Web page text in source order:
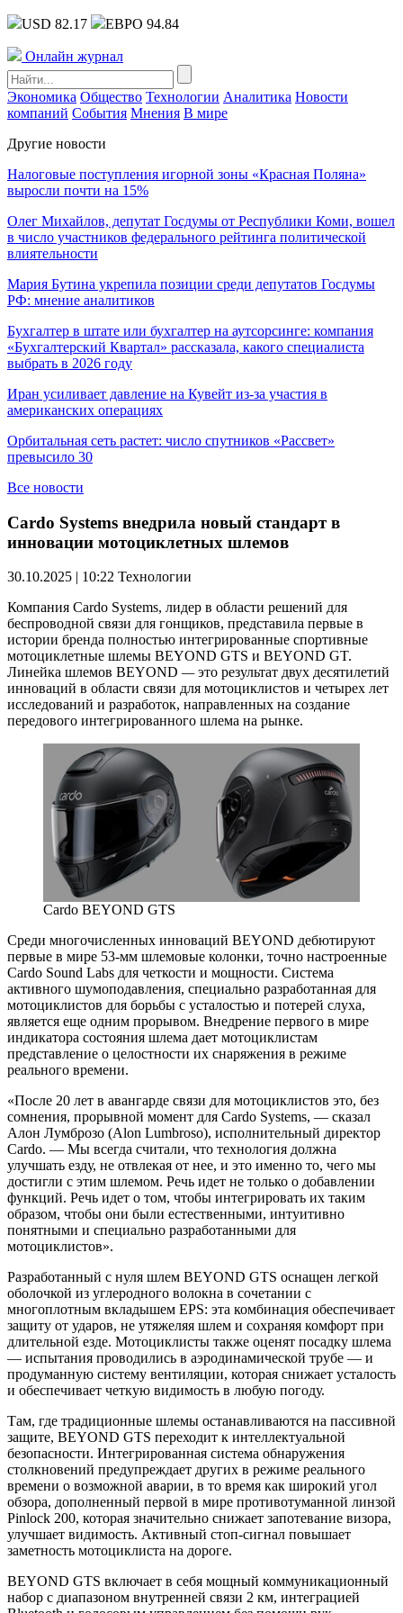
USD 82.17 ЕВРО 94.84
Онлайн журнал
Экономика Общество Технологии Аналитика Новости
компаний События Мнения В мире
Другие новости
Налоговые поступления игорной зоны «Красная Поляна»
выросли почти на 15%
Олег Михайлов, депутат Госдумы от Республики Коми, вошел
в число участников федерального рейтинга политической
влиятельности
Мария Бутина укрепила позиции среди депутатов Госдумы
РФ: мнение аналитиков
Бухгалтер в штате или бухгалтер на аутсорсинге: компания
«Бухгалтерский Квартал» рассказала, какого специалиста
выбрать в 2026 году
Иран усиливает давление на Кувейт из-за участия в
американских операциях
Орбитальная сеть растет: число спутников «Рассвет»
превысило 30
Все новости
Сardo Systems внедрила новый стандарт в
инновации мотоциклетных шлемов
30.10.2025 | 10:22 Технологии
Компания Cardo Systems, лидер в области решений для
беспроводной связи для гонщиков, представила первые в
истории бренда полностью интегрированные спортивные
мотоциклетные шлемы BEYOND GTS и BEYOND GT.
Линейка шлемов BEYOND —это результат двух десятилетий
инноваций в области связи для мотоциклистов и четырех лет
исследований и разработок, направленных на создание
передового интегрированного шлема на рынке.
Cardo BEYOND GTS
Среди многочисленных инноваций BEYOND дебютируют
первые в мире 53-мм шлемовые колонки, точно настроенные
Cardo Sound Labs для четкости и мощности. Система
активного шумоподавления, специально разработанная для
мотоциклистов для борьбы с усталостью и потерей слуха,
является еще одним прорывом. Внедрение первого в мире
индикатора состояния шлема дает мотоциклистам
представление о целостности их снаряжения в режиме
реального времени.
«После 20 лет в авангарде связи для мотоциклистов это, без
сомнения, прорывной момент для Cardo Systems, — сказал
Алон Лумброзо (Alon Lumbroso), исполнительный директор
Cardo. — Мы всегда считали, что технология должна
улучшать езду, не отвлекая от нее, и это именно то, чего мы
достигли с этим шлемом. Речь идет не только о добавлении
функций. Речь идет о том, чтобы интегрировать их таким
образом, чтобы они были естественными, интуитивно
понятными и специально разработанными для
мотоциклистов».
Разработанный с нуля шлем BEYOND GTS оснащен легкой
оболочкой из углеродного волокна в сочетании с
многоплотным вкладышем EPS: эта комбинация обеспечивает
защиту от ударов, не утяжеляя шлем и сохраняя комфорт при
длительной езде. Мотоциклисты также оценят посадку шлема
— испытания проводились в аэродинамической трубе — и
продуманную систему вентиляции, которая снижает усталость
и обеспечивает четкую видимость в любую погоду.
Там, где традиционные шлемы останавливаются на пассивной
защите, BEYOND GTS переходит к интеллектуальной
безопасности. Интегрированная система обнаружения
столкновений предупреждает других в режиме реального
времени о возможной аварии, в то время как широкий угол
обзора, дополненный первой в мире противотуманной линзой
Pinlock 200, которая значительно снижает запотевание визора,
улучшает видимость. Активный стоп-сигнал повышает
заметность мотоциклиста на дороге.
BEYOND GTS включает в себя мощный коммуникационный
набор с диапазоном внутренней связи 2 км, интеграцией